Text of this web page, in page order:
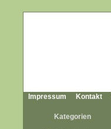
Impressum Kontakt
Kategorien